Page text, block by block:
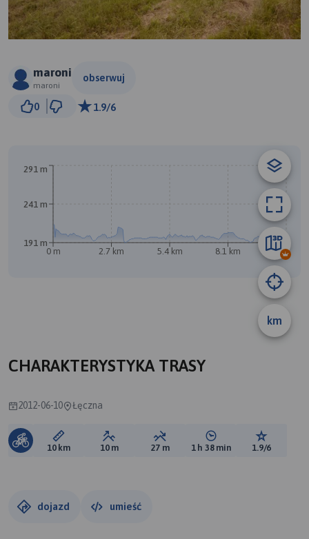
maroni
maroni
obserwuj
0 1.9/6
km
0 m 2.7 km 5.4 km 8.1 km 10 km
191 m
241 m
291 m
CHARAKTERYSTYKA TRASY
2012-06-10 Łęczna
Długość trasy:
10 km Suma przewyższeń:
10 m Suma spadków:
27 m Średni czas potrzebny
1 h 38 min Ocena
1.9/6
dojazd umieść